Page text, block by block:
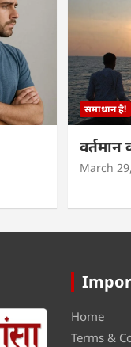
समाधान है!
March
Home
Terms &